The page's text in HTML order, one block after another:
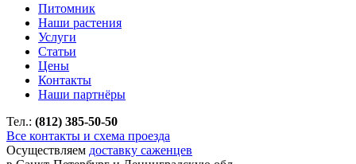
Питомник
Наши растения
Услуги
Статьи
Цены
Контакты
Наши партнёры
Тел.: (812) 385-50-50
Все контакты и схема проезда
Осуществляем доставку саженцев